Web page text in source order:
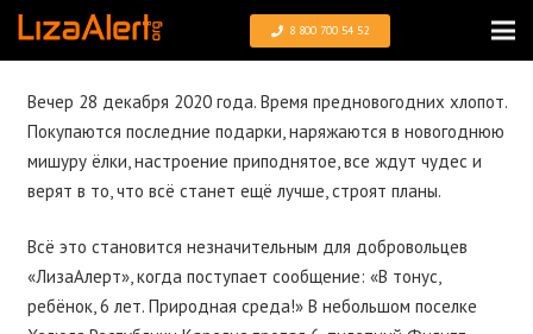
8 800 700 54 52
Вечер 28 декабря 2020 года. Время предновогодних хлопот.
Покупаются последние подарки, наряжаются в новогоднюю
мишуру ёлки, настроение приподнятое, все ждут чудес и
верят в то, что всё станет ещё лучше, строят планы.
Всё это становится незначительным для добровольцев
«ЛизаАлерт», когда поступает сообщение: «В тонус,
ребёнок, 6 лет. Природная среда!» В небольшом поселке